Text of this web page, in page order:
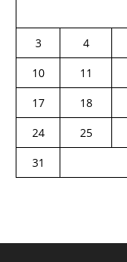
3
4
10
11
17
18
24
25
31